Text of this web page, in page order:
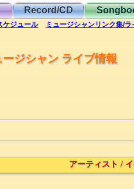
Record/CD
ケジュール ミュージシャンリンク集/ラ
ージシャン ライブ情報
アーティスト /